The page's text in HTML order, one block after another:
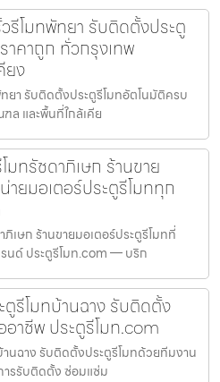
รีโมทพัทยา รับติดตั้งประตู
าคาถูก ทั่วกรุงเทพ
ยง
ยา รับติดตั้งประตูรีโมทอัตโนมัติครบ
ล และพื้นที่ใกล้เคีย
มทรัชดาภิเษก ร้านขาย
ายมอเตอร์ประตูรีโมททุก
เษก ร้านขายมอเตอร์ประตูรีโมทที่
นด์ ประตูรีโมท.com — บริก
รีโมทบ้านฉาง รับติดตั้ง
าชีพ ประตูรีโมท.com
นฉาง รับติดตั้งประตูรีโมทด้วยทีมงาน
รรับติดตั้ง ซ่อมแซ่ม